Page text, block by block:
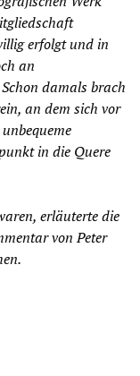
erfolgt und in
an
damals brach
an dem sich vor
in die Quere
erläuterte die
von Peter